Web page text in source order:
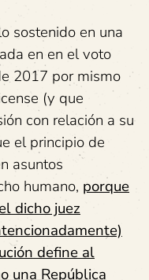
sostenido en una
en en el voto
2017 por mismo
(y que
con relación a su
el principio de
asuntos
humano, porque
dicho juez
define al
una República